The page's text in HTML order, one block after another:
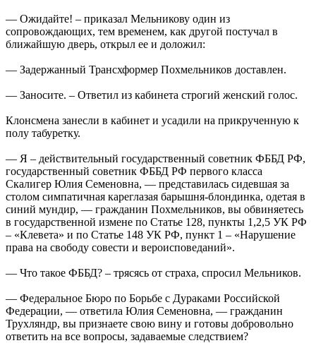
— Ожидайте! – приказал Мельникову один из
сопровождающих, тем временем, как другой постучал в
ближайшую дверь, открыл ее и доложил:
— Задержанный Трансхформер Похмельников доставлен.
— Заносите. – Ответил из кабинета строгий женский голос.
Клонсмена занесли в кабинет и усадили на прикрученную к
полу табуретку.
— Я – действительный государственный советник ФББД РФ,
государственный советник ФББД РФ первого класса
Скалигер Юлия Семеновна, — представилась сидевшая за
столом симпатичная кареглазая барышня-блондинка, одетая в
синий мундир, — гражданин Похмельников, вы обвиняетесь
в государственной измене по Статье 128, пункты 1,2,5 УК РФ
– «Клевета» и по Статье 148 УК РФ, пункт 1 – «Нарушение
права на свободу совести и вероисповеданий».
— Что такое ФББД? – трясясь от страха, спросил Мельников.
— Федеральное Бюро по Борьбе с Дураками Российской
Федерации, — ответила Юлия Семеновна, — гражданин
Трухляндр, вы признаете свою вину и готовы добровольно
ответить на все вопросы, задаваемые следствием?